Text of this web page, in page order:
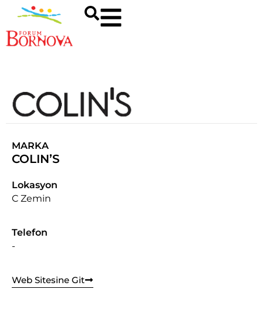
MARKA
COLIN’S
Lokasyon
C Zemin
Telefon
-
Web Sitesine Git